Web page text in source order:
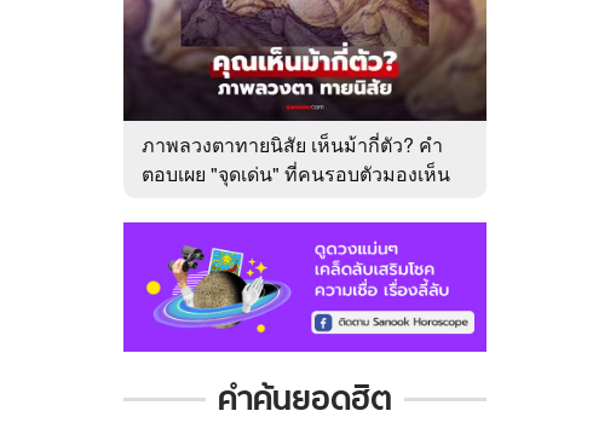
ภาพลวงตาทายนิสัย เห็นม้ากี่ตัว? คำ
ตอบเผย "จุดเด่น" ที่คนรอบตัวมองเห็น
คำค้นยอดฮิต